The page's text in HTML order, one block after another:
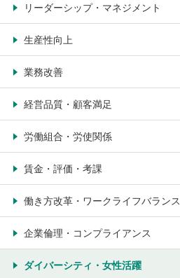
リーダーシップ・マネジメント
生産性向上
業務改善
経営品質・顧客満足
労働組合・労使関係
賃金・評価・考課
働き方改革・ワークライフバランス
企業倫理・コンプライアンス
ダイバーシティ・女性活躍